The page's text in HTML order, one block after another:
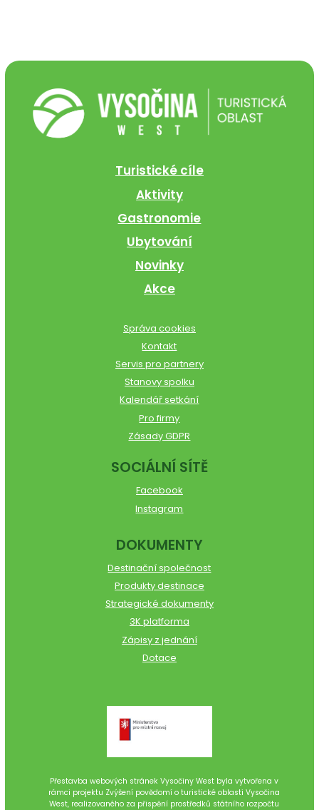
Turistické cíle
Aktivity
Gastronomie
Ubytování
Novinky
Akce
Správa cookies
Kontakt
Servis pro partnery
Stanovy spolku
Kalendář setkání
Pro firmy
Zásady GDPR
SOCIÁLNÍ SÍTĚ
Facebook
Instagram
DOKUMENTY
Destinační společnost
Produkty destinace
Strategické dokumenty
3K platforma
Zápisy z jednání
Dotace
Přestavba webových stránek Vysočiny West byla vytvořena v
rámci projektu Zvýšení povědomí o turistické oblasti Vysočina
West, realizovaného za přispění prostředků státního rozpočtu